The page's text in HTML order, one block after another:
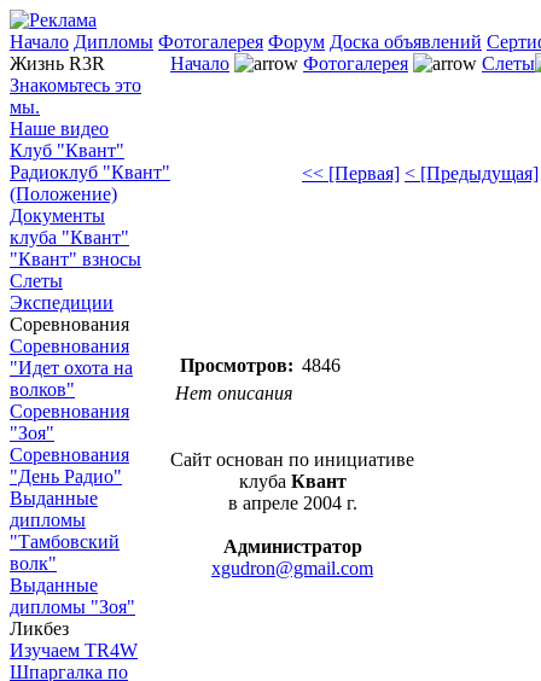
Начало Дипломы Фотогалерея Форум Доска объявлений
Жизнь R3R
Знакомьтесь это
мы.
Наше видео
Клуб "Квант"
Радиоклуб "Квант"
(Положение)
Документы
клуба "Квант"
"Квант" взносы
Слеты
Экспедиции
Соревнования
Соревнования
"Идет охота на
волков"
Соревнования
"Зоя"
Соревнования
"День Радио"
Выданные
дипломы
"Тамбовский
волк"
Выданные
дипломы "Зоя"
Ликбез
Изучаем TR4W
Шпаргалка по
Начало Фотогалерея Слеты
<< [Первая] < [Предыдущая]
Просмотров: 4846
Нет описания
Сайт основан по инициативе
клуба Квант
в апреле 2004 г.
Администратор
xgudron@gmail.com